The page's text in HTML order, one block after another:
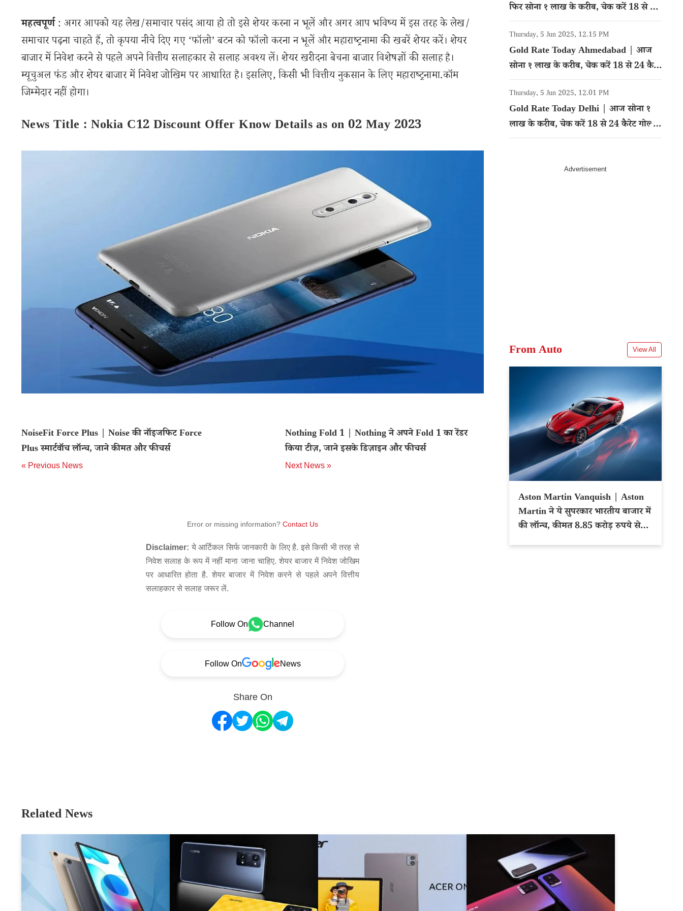
महत्वपूर्ण: अगर आपको यह लेख/समाचार पसंद आया हो तो इसे शेयर करना न भूलें और अगर आप भविष्य में इस तरह के लेख/
समाचार पढ़ना चाहते हैं, तो कृपया नीचे दिए गए ‘फॉलो’ बटन को फॉलो करना न भूलें और महाराष्ट्रनामा की खबरें शेयर करें। शेयर
बाजार में निवेश करने से पहले अपने वित्तीय सलाहकार से सलाह अवश्य लें। शेयर खरीदना बेचना बाजार विशेषज्ञों की सलाह है।
म्यूचुअल फंड और शेयर बाजार में निवेश जोखिम पर आधारित है। इसलिए, किसी भी वित्तीय नुकसान के लिए महाराष्ट्रनामा.कॉम
जिम्मेदार नहीं होगा।
News Title : Nokia C12 Discount Offer Know Details as on 02 May 2023
NoiseFit Force Plus | Noise की नॉइजफिट Force
Plus स्मार्टवॉच लॉन्च, जाने कीमत और फीचर्स
« Previous News
Nothing Fold 1 | Nothing ने अपने Fold 1 का रेंडर
किया टीज़, जाने इसके डिज़ाइन और फीचर्स
Next News »
Error or missing information? Contact Us
Disclaimer: ये आर्टिकल सिर्फ जानकारी के लिए है. इसे किसी भी तरह से
निवेश सलाह के रूप में नहीं माना जाना चाहिए. शेयर बाजार में निवेश जोखिम
पर आधारित होता है. शेयर बाजार में निवेश करने से पहले अपने वित्तीय
सलाहकार से सलाह जरूर लें.
Follow On Channel
Follow On News
Share On
फिर सोना १ लाख के करीब, चेक करें 18 से 24
कैरेट गोल्ड का रेट
Thursday, 5 Jun 2025, 12.15 PM
Gold Rate Today Ahmedabad | आज
सोना १ लाख के करीब, चेक करें 18 से 24 कैरेट
गोल्ड का रेट
Thursday, 5 Jun 2025, 12.01 PM
Gold Rate Today Delhi | आज सोना १
लाख के करीब, चेक करें 18 से 24 कैरेट गोल्ड
का रेट
From Auto View All
Aston Martin Vanquish | Aston
Martin ने ये सुपरकार भारतीय बाजार में
की लॉन्च, कीमत 8.85 करोड़ रुपये से
Related News